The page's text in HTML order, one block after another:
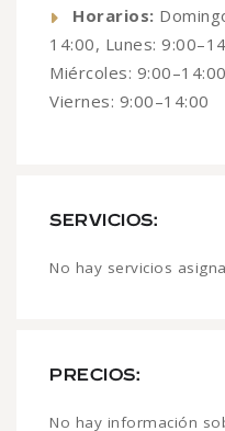
Horarios:
14:00, Lunes:
Miércoles:
Viernes: 9:00–14:00
SERVICIOS:
No hay servicios
PRECIOS:
No hay información